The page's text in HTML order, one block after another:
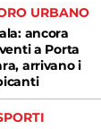
URBANO
ancora
a Porta
arrivano i